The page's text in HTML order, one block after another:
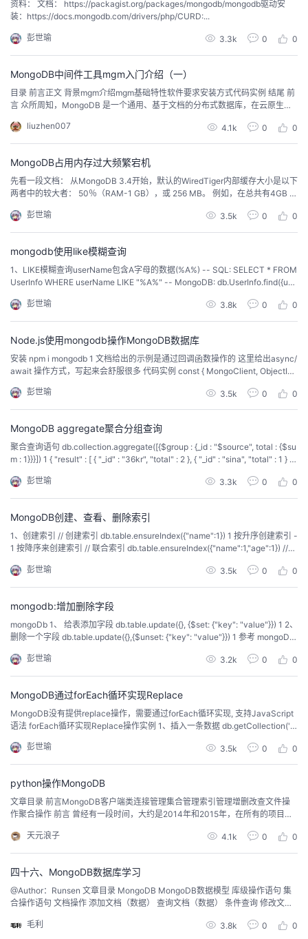
资料： 文档： https://packagist.org/packages/mongodb/mongodb驱动安
装：https://docs.mongodb.com/drivers/php/CURD:...
彭世瑜 3.3k 0 0
MongoDB中间件工具mgm入门介绍（一）
目录 前言正文 背景mgm介绍mgm基础特性软件要求安装方式代码实例 结尾 前
言 众所周知，MongoDB 是一个通用、基于文档的分布式数据库，在云原生生
liuzhen007
4.1k 0 0
MongoDB占用内存过大频繁宕机
先看一段文档： 从MongoDB 3.4开始，默认的WiredTiger内部缓存大小是以下
两者中的较大者： 50％（RAM-1 GB），或 256 MB。 例如，在总共有4GB R
GB的系统将为WiredTiger缓存分配256 MB，因为这是总RAM的一半以上减去1
G...
彭世瑜 3.5k 0 0
mongodb使用like模糊查询
1、LIKE模糊查询userName包含A字母的数据(%A%) -- SQL: SELECT * FROM
UserInfo WHERE userName LIKE "%A%" -- MongoDB: db.UserInfo.find({use
QL: S...彭世瑜 3.8k 0 0
Node.js使用mongodb操作MongoDB数据库
安装 npm i mongodb 1 文档给出的示例是通过回调函数操作的 这里给出async/
await 操作方式，写起来会舒服很多 代码实例 const { MongoClient, ObjectId }
7"; const...
彭世瑜 3.5k 0 0
MongoDB aggregate聚合分组查询
聚合查询语句 db.collection.aggregate([{$group : {_id : "$source", total : {$su
m : 1}}}]) 1 { "result" : [ { "_id" : "36kr", "total" : 2 }, { "_id" : "sina", "total" : 1 } ],
彭世瑜
3.3k 0 0
MongoDB创建、查看、删除索引
1、创建索引 // 创建索引 db.table.ensureIndex({"name":1}) 1 按升序创建索引 -
1 按降序来创建索引 // 联合索引 db.table.ensureIndex({"name":1,"age":1}) //
彭世瑜
3.5k 0 0
mongodb:增加删除字段
mongoDb 1、 给表添加字段 db.table.update({}, {$set: {"key": "value"}}) 1 2、
删除一个字段 db.table.update({},{$unset: {"key": "value"}}) 1 参考 mongoDb
彭世瑜
3.2k 0 0
MongoDB通过forEach循环实现Replace
MongoDB没有提供replace操作，需要通过forEach循环实现, 支持JavaScript
语法 forEach循环实现Replace操作实例 1、插入一条数据 db.getCollection('bl
彭世瑜
3.5k 0 0
python操作MongoDB
文章目录 前言MongoDB客户端类连接管理集合管理索引管理增删改查文件操
作聚合操作 前言 曾经有一段时间，大约是2014年和2015年，在所有的项目里
们更多的是使用Oracle数据库。尽管Oracle已经做得非常棒了，但面对来自全
球各地空间天气观测台站和世界各国卫星数据的时候...
天元浪子 4.1k 0 0
四十六、MongoDB数据库学习
@Author：Runsen 文章目录 MongoDB MongoDB数据模型 库级操作语句 集
合操作语句 文档操作 添加文档（数据） 查询文档（数据） 条件查询 修改文档
oDB是一个介于关系型数据库和非关系型...
毛利 3.8k 0 0